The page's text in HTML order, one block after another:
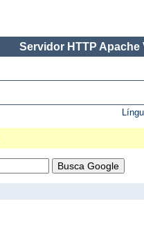
Servidor HTTP Apache